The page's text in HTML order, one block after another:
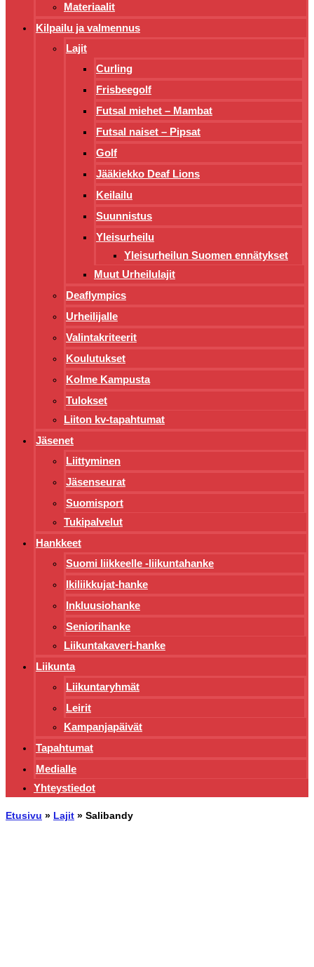
Materiaalit
Kilpailu ja valmennus
Lajit
Curling
Frisbeegolf
Futsal miehet – Mambat
Futsal naiset – Pipsat
Golf
Jääkiekko Deaf Lions
Keilailu
Suunnistus
Yleisurheilu
Yleisurheilun Suomen ennätykset
Muut Urheilulajit
Deaflympics
Urheilijalle
Valintakriteerit
Koulutukset
Kolme Kampusta
Tulokset
Liiton kv-tapahtumat
Jäsenet
Liittyminen
Jäsenseurat
Suomisport
Tukipalvelut
Hankkeet
Suomi liikkeelle -liikuntahanke
Ikiliikkujat-hanke
Inkluusiohanke
Seniorihanke
Liikuntakaveri-hanke
Liikunta
Liikuntaryhmät
Leirit
Kampanjapäivät
Tapahtumat
Medialle
Yhteystiedot
Etusivu » Lajit » Salibandy